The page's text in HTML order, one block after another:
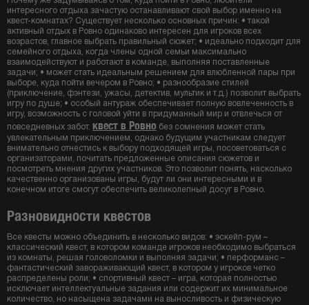
интересного отдыха зачастую останавливают свой выбор именно на
квест-комнатах? Существует несколько основных причин: • такой
активный отдых в Ровно одинаково интересен для игроков всех
возрастов, главное выбрать правильный сюжет; • идеально подходит для
семейного отдыха, когда члены одной семьи максимально
взаимодействуют и работают в команде, выполняя поставленные
задачи; • может стать идеальным решением для влюбленной пары при
выборе, куда пойти вечером в Ровно; • разнообразие стилей
(приключение, фэнтези, ужасы, детектив, мультик и т.д.) позволит выбрать
игру по душе; • особый антураж обеспечивает полную вовлеченность в
игру, возможность с головой уйти в придуманный мир и отвлечься от
повседневных забот. квест в Ровно без сомнения может стать
увлекательным приключением, однако будущим участникам следует
внимательно отнестись к выбору подходящей игры, посоветоваться с
организаторами, почитать предложенные описания сюжетов и
посмотреть мнения других участников. Это позволит понять, насколько
качественно организованы игры, будут ли они интересными и в
конечном итоге смогут обеспечить великолепный досуг в Ровно.
Разновидности квестов
Все квесты можно объединить в несколько видов: • эскейп-рум –
классический квест, в котором команде игроков необходимо выбраться
из комнаты, решая головоломки и выполняя задачи; • перформанс –
фантастический завораживающий квест, в котором у игроков четко
распределены роли; • спортивный квест – игра, которая полностью
исключает интеллектуальные задания или содержит их минимальное
количество, но насыщена задачами на выносливость и физическую